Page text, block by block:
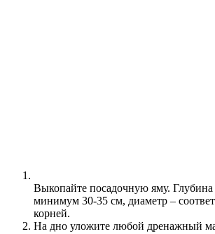
Выкопайте посадочную яму.
минимум 30-35 см, диаметр –
корней.
На дно уложите любой дренажный